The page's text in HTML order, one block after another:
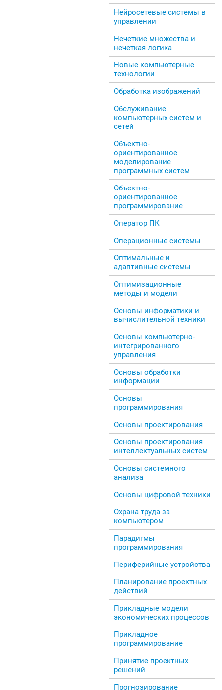
Нейросетевые системы в
управлении
Нечеткие множества и
нечеткая логика
Новые компьютерные
технологии
Обработка изображений
Обслуживание
компьютерных систем и
сетей
Объектно-
ориентированное
моделирование
программных систем
Объектно-
ориентированное
программирование
Оператор ПК
Операционные системы
Оптимальные и
адаптивные системы
Оптимизационные
методы и модели
Основы информатики и
вычислительной техники
Основы компьютерно-
интегрированного
управления
Основы обработки
информации
Основы
программирования
Основы проектирования
Основы проектирования
интеллектуальных систем
Основы системного
анализа
Основы цифровой техники
Охрана труда за
компьютером
Парадигмы
программирования
Периферийные устройства
Планирование проектных
действий
Прикладные модели
экономических процессов
Прикладное
программирование
Принятие проектных
решений
Прогнозирование